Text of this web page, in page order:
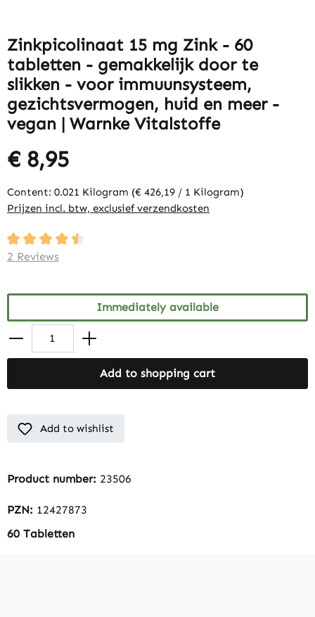
Zinkpicolinaat 15 mg Zink - 60
tabletten - gemakkelijk door te
slikken - voor immuunsysteem,
gezichtsvermogen, huid en meer -
vegan | Warnke Vitalstoffe
€ 8,95
Content: 0.021 Kilogram (€ 426,19 / 1 Kilogram)
Prijzen incl. btw, exclusief verzendkosten
Average rating of 4.5 out of 5 stars
2 Reviews
Immediately available
Add to shopping cart
Add to wishlist
Product number: 23506
PZN: 12427873
60 Tabletten